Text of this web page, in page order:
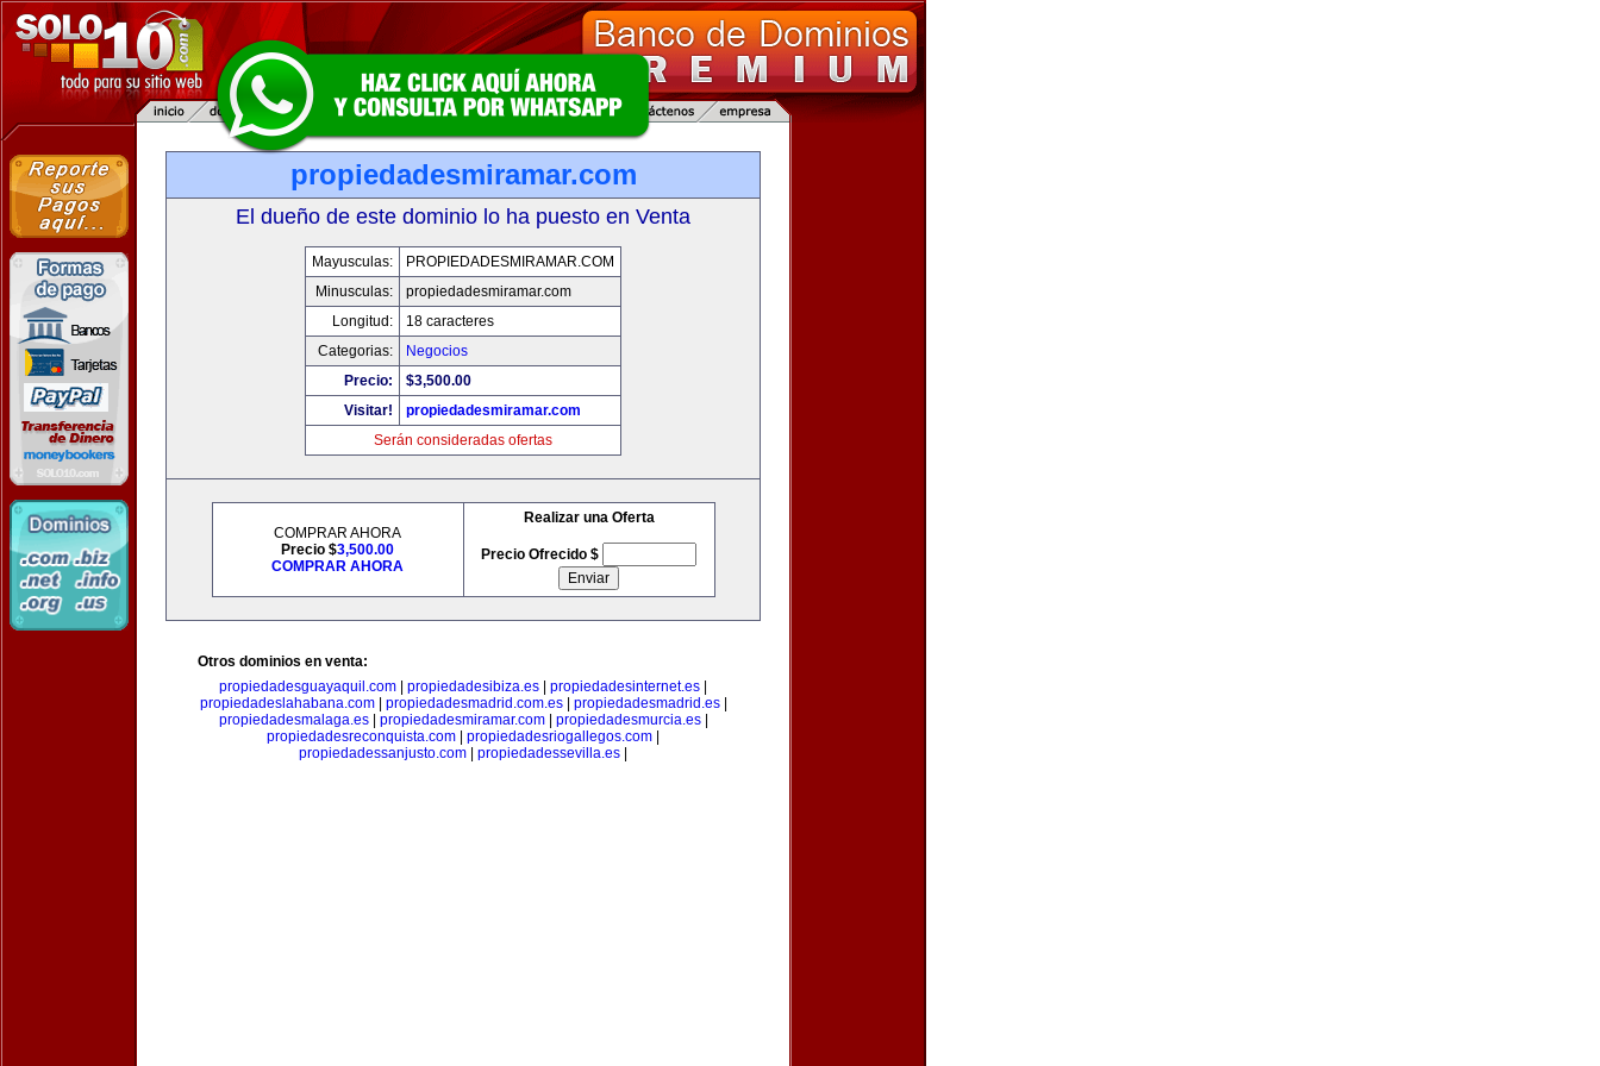
propiedadesmiramar.com
El dueño de este dominio lo ha puesto en Venta
Mayusculas:
PROPIEDADESMIRAMAR.COM
Minusculas:
propiedadesmiramar.com
Longitud:
18 caracteres
Categorias:
Negocios
Precio:
$3,500.00
Visitar!
propiedadesmiramar.com
Serán consideradas ofertas
COMPRAR AHORA
Precio $3,500.00
COMPRAR AHORA
Realizar una Oferta
Precio Ofrecido $
Otros dominios en venta:
propiedadesguayaquil.com
propiedadesibiza.es propiedadesinternet.es
propiedadeslahabana.com| propiedadesmadrid.com.es| propiedadesmadrid.es|
propiedadesmalaga.es| propiedadesmiramar.com| propiedadesmurcia.es|
propiedadesreconquista.com
propiedadesriogallegos.com
propiedadessanjusto.com
propiedadessevilla.es